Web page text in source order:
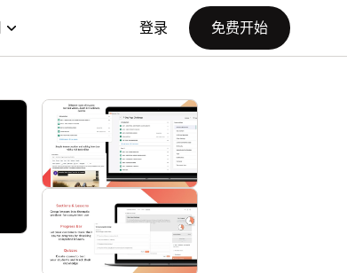
登录 免费开始